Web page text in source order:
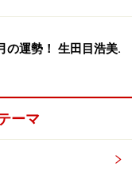
の運勢！ 生田目浩美.
ーマ